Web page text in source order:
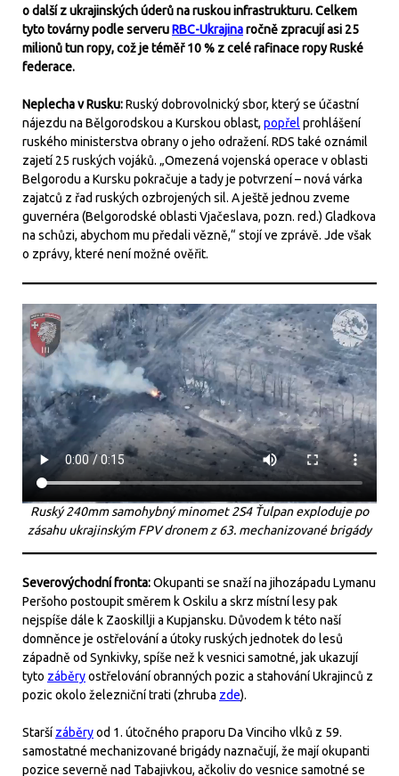
o další z ukrajinských úderů na ruskou infrastrukturu. Celkem
tyto továrny podle serveruRBC-Ukrajinaročně zpracují asi 25
milionů tun ropy, což je téměř 10 % z celé rafinace ropy Ruské
federace.
Neplecha v Rusku:Ruský dobrovolnický sbor, který se účastní
nájezdu na Bělgorodskou a Kurskou oblast, popřel prohlášení
ruského ministerstva obrany o jeho odražení. RDS také oznámil
zajetí 25 ruských vojáků. „Omezená vojenská operace v oblasti
Belgorodu a Kursku pokračuje a tady je potvrzení – nová várka
zajatců z řad ruských ozbrojených sil. A ještě jednou zveme
guvernéra (Belgorodské oblasti Vjačeslava, pozn. red.) Gladkova
na schůzi, abychom mu předali vězně,“ stojí ve zprávě. Jde však
o zprávy, které není možné ověřit.
Ruský 240mm samohybný minomet 2S4 Ťulpan exploduje po
zásahu ukrajinským FPV dronem z 63. mechanizované brigády
Severovýchodní fronta:Okupanti se snaží na jihozápadu Lymanu
Peršoho postoupit směrem k Oskilu a skrz místní lesy pak
nejspíše dále k Zaoskillji a Kupjansku. Důvodem k této naší
domněnce je ostřelování a útoky ruských jednotek do lesů
západně od Synkivky, spíše než k vesnici samotné, jak ukazují
tyto záběryostřelování obranných pozic a stahování Ukrajinců z
pozic okolo železniční trati (zhruba zde).
Starší záběryod 1. útočného praporu Da Vinciho vlků z 59.
samostatné mechanizované brigády naznačují, že mají okupanti
pozice severně nad Tabajivkou, ačkoliv do vesnice samotné se